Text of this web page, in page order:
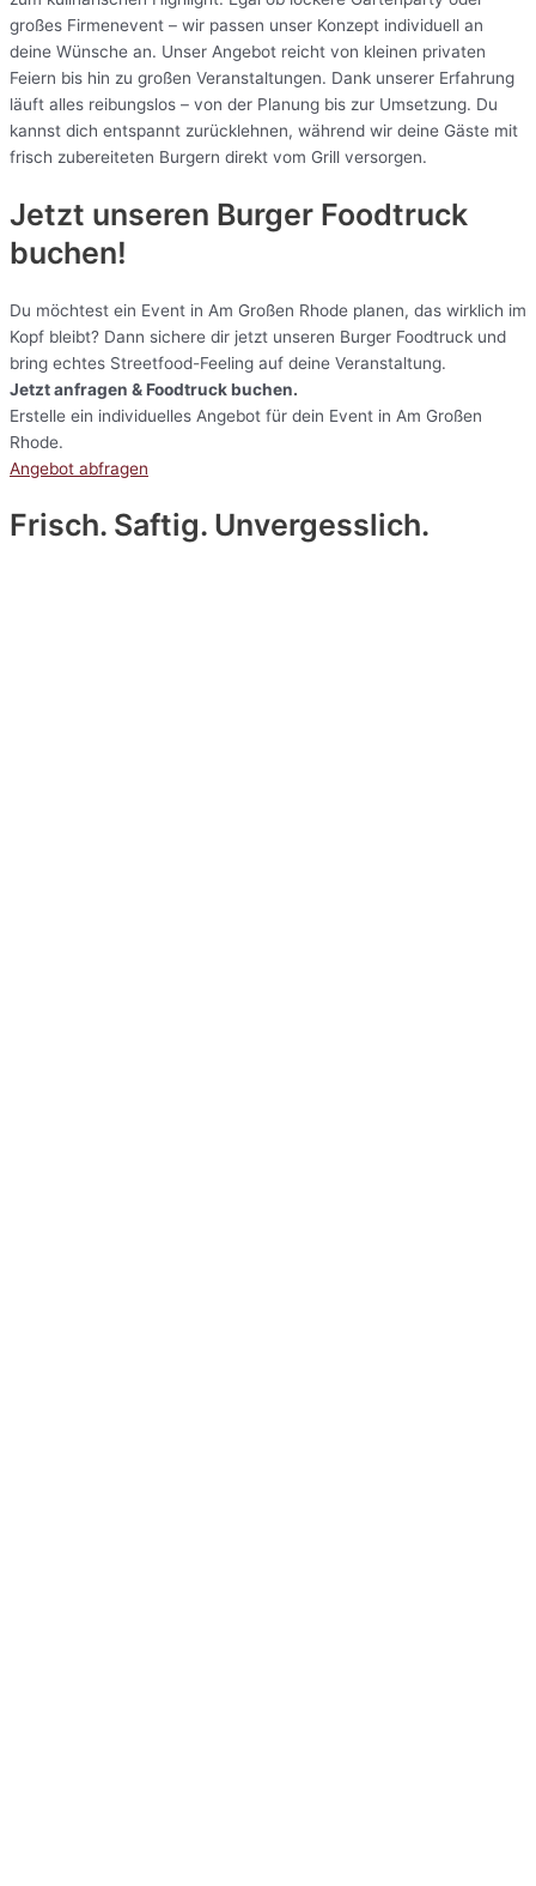
großes Firmenevent – wir passen unser Konzept individuell an
deine Wünsche an. Unser Angebot reicht von kleinen privaten
Feiern bis hin zu großen Veranstaltungen. Dank unserer Erfahrung
läuft alles reibungslos – von der Planung bis zur Umsetzung. Du
kannst dich entspannt zurücklehnen, während wir deine Gäste mit
frisch zubereiteten Burgern direkt vom Grill versorgen.
Jetzt unseren Burger Foodtruck
buchen!
Du möchtest ein Event in Am Großen Rhode planen, das wirklich im
Kopf bleibt? Dann sichere dir jetzt unseren Burger Foodtruck und
bring echtes Streetfood-Feeling auf deine Veranstaltung.
Jetzt anfragen & Foodtruck buchen.
Erstelle ein individuelles Angebot für dein Event in Am Großen
Rhode.
Angebot abfragen
Frisch. Saftig. Unvergesslich.